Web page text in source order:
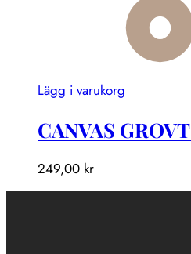
Lägg i varukorg
CANVAS
249,00 kr